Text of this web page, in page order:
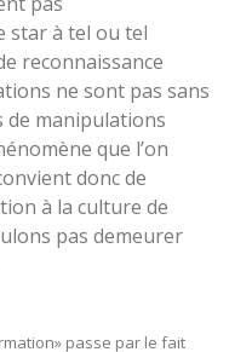
star à tel ou tel
reconnaissance
ne sont pas sans
manipulations
que l’on
donc de
à la culture de
pas demeurer
passe par le fait